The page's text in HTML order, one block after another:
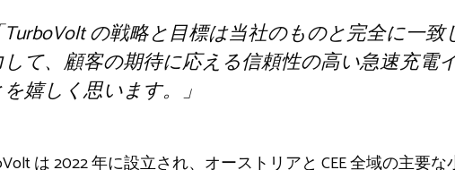
TurboVolt の戦略と目標は当社のものと完全に一
て、顧客の期待に応える信頼性の高い急速充電
を嬉しく思います。」
は 2022 年に設立され、オーストリアと CEE 全域の主要